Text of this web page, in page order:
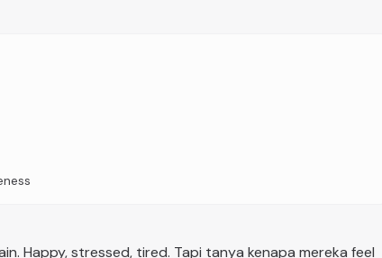
Happy, stressed, tired. Tapi tanya kenapa mereka feel